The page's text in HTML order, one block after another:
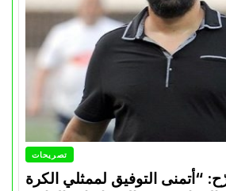
تصريحات
“أتمنى التوفيق لممثلي الكرة